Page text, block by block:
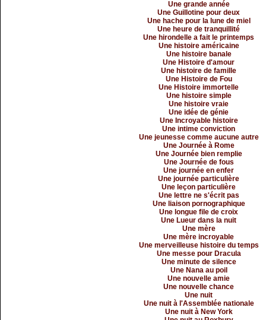
Une grande année
Une Guillotine pour deux
Une hache pour la lune de miel
Une heure de tranquillité
Une hirondelle a fait le printemps
Une histoire américaine
Une histoire banale
Une Histoire d'amour
Une histoire de famille
Une Histoire de Fou
Une Histoire immortelle
Une histoire simple
Une histoire vraie
Une idée de génie
Une Incroyable histoire
Une intime conviction
Une jeunesse comme aucune autre
Une Journée à Rome
Une Journée bien remplie
Une Journée de fous
Une journée en enfer
Une journée particulière
Une leçon particulière
Une lettre ne s'écrit pas
Une liaison pornographique
Une longue file de croix
Une Lueur dans la nuit
Une mère
Une mère incroyable
Une merveilleuse histoire du temps
Une messe pour Dracula
Une minute de silence
Une Nana au poil
Une nouvelle amie
Une nouvelle chance
Une nuit
Une nuit à l'Assemblée nationale
Une nuit à New York